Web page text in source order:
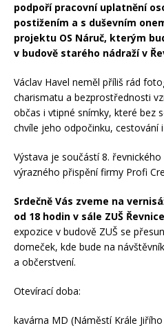
podpoří pracovní uplatnění
postižením a s duševním
projektu OS Náruč, kterým
v budově starého nádraží v
Václav Havel neměl příliš rád
charismatu a bezprostřednosti
občas i vtipné snímky, které bez
chvíle jeho odpočinku, cestování
Výstava je součástí 8.
výrazného přispění firmy Profi
Srdečně Vás zveme na
od 18 hodin v sále ZUŠ Řevnice
expozice v budově ZUŠ se
domeček, kde bude na
a občerstvení.
Otevírací doba:
kavárna MD (Náměstí Krále